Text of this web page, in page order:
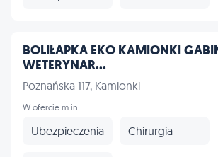
BOLIŁAPKA EKO KAMIONKI
WETERYNAR...
Poznańska 117, Kamionki
W ofercie m.in.:
Ubezpieczenia Chirurgia